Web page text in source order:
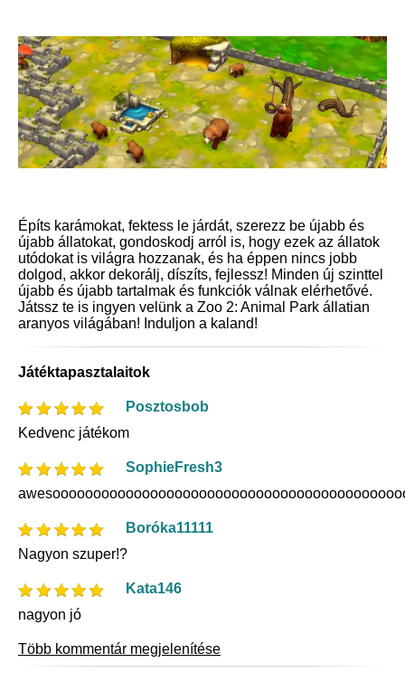
Építs karámokat, fektess le járdát, szerezz be újabb és
újabb állatokat, gondoskodj arról is, hogy ezek az állatok
utódokat is világra hozzanak, és ha éppen nincs jobb
dolgod, akkor dekorálj, díszíts, fejlessz! Minden új szinttel
újabb és újabb tartalmak és funkciók válnak elérhetővé.
Játssz te is ingyen velünk a Zoo 2: Animal Park állatian
aranyos világában! Induljon a kaland!
Játéktapasztalaitok
Posztosbob
Kedvenc játékom
SophieFresh3
Boróka11111
Nagyon szuper!?
Kata146
nagyon jó
Több kommentár megjelenítése